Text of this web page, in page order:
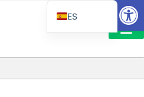
ES
EN